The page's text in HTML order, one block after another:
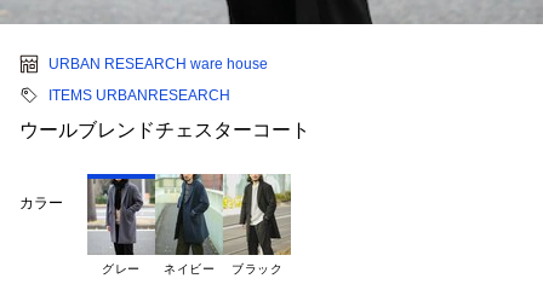
URBAN RESEARCH ware house
ITEMS URBANRESEARCH
ウールブレンドチェスターコート
カラー
グレー ネイビー ブラック